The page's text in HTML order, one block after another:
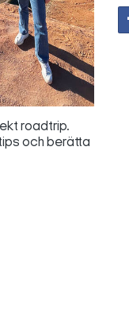
roadtrip.
och berätta